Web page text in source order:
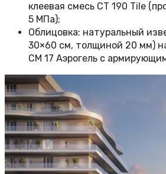
клеевая смесь СТ 190 Tile
5 МПа);
Облицовка: натуральный
30×60 см, толщиной 20 мм)
СМ 17 Аэрогель с